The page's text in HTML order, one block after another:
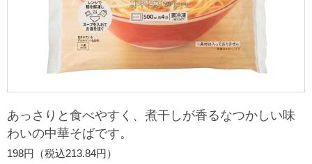
セブンプレミアム
食の安全・安心への取組み
ギフト
プリペイドカード・金券
マルチコピー機でできること
マルチコピー機でできることトップ
コピー
プリント
便利なサービス
宅配便
切手・はがき・印紙
チケットサービス
セブンチケット
セブン‐イレブンでお受取り
ニュースリリース
企業理念
会社概要
サステナビリティ
セブン＆アイ・ホールディングスの重点課題
サステナビリティ活動基本方針
加盟店オーナー募集
あっさりと食べやすく、煮干しが香るなつかしい味
わいの中華そばです。
198円（税込213.84円）